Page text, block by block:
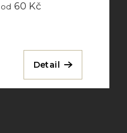
od 60 Kč
Detail